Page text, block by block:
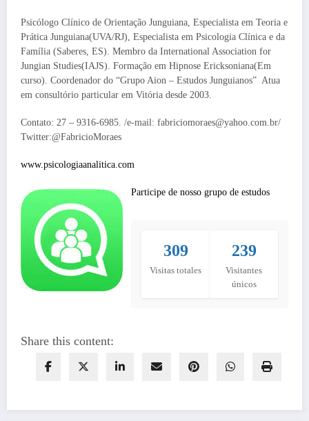
Psicólogo Clínico de Orientação Junguiana, Especialista em Teoria e
Prática Junguiana(UVA/RJ), Especialista em Psicologia Clínica e da
Família (Saberes, ES). Membro da International Association for
Jungian Studies(IAJS). Formação em Hipnose Ericksoniana(Em
curso). Coordenador do “Grupo Aion – Estudos Junguianos” Atua
em consultório particular em Vitória desde 2003.
Contato: 27 – 9316-6985. /e-mail: fabriciomoraes@yahoo.com.br/
Twitter:@FabricioMoraes
www.psicologiaanalitica.com
Participe de nosso grupo de estudos
309
Visitas totales
239
Visitantes
únicos
Share this content: